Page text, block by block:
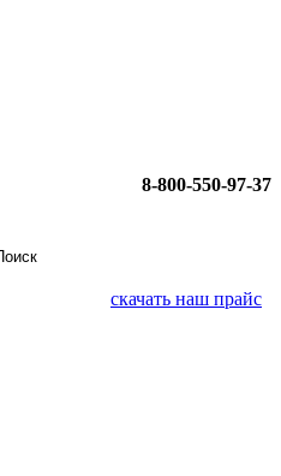
8-800-550-97-37
скачать наш прайс